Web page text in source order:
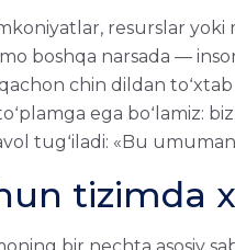
resurslar
boshqa narsada —
chin dildan
ega boʻlamiz:
tugʻiladi: «Bu
tizimda